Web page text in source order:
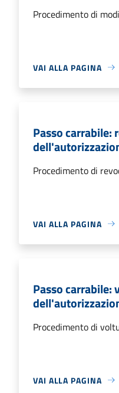
Procedimento di
VAI ALLA PAGINA
Passo carrabile:
Procedimento di
VAI ALLA PAGINA
Passo carrabile:
Procedimento di
VAI ALLA PAGINA